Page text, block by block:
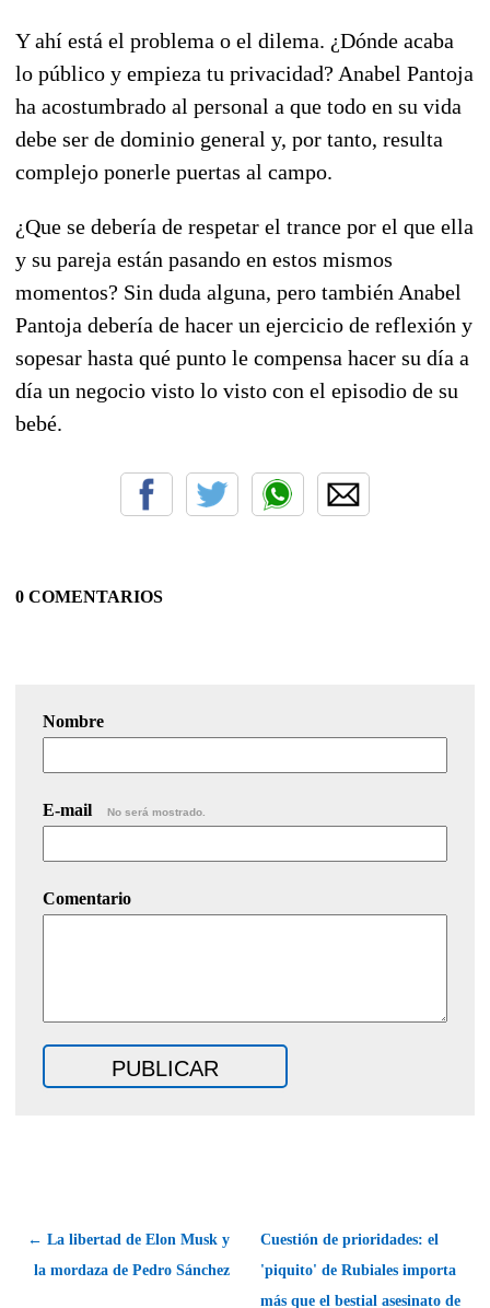
Y ahí está el problema o el dilema. ¿Dónde acaba
lo público y empieza tu privacidad? Anabel Pantoja
ha acostumbrado al personal a que todo en su vida
debe ser de dominio general y, por tanto, resulta
complejo ponerle puertas al campo.
¿Que se debería de respetar el trance por el que ella
y su pareja están pasando en estos mismos
momentos? Sin duda alguna, pero también Anabel
Pantoja debería de hacer un ejercicio de reflexión y
sopesar hasta qué punto le compensa hacer su día a
día un negocio visto lo visto con el episodio de su
bebé.
0 COMENTARIOS
Nombre
E-mail No será mostrado.
Comentario
← La libertad de Elon Musk y
la mordaza de Pedro Sánchez
Cuestión de prioridades: el
'piquito' de Rubiales importa
más que el bestial asesinato de